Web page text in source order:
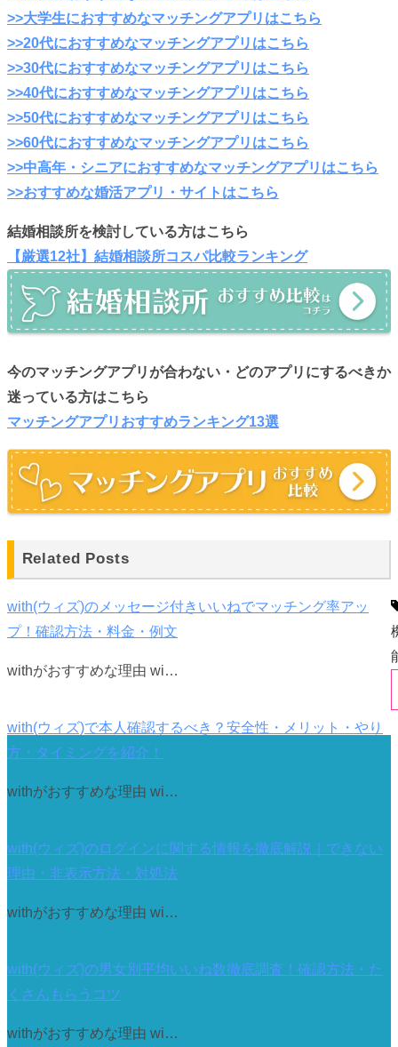
>>大学生におすすめなマッチングアプリはこちら
>>20代におすすめなマッチングアプリはこちら
>>30代におすすめなマッチングアプリはこちら
>>40代におすすめなマッチングアプリはこちら
>>50代におすすめなマッチングアプリはこちら
>>60代におすすめなマッチングアプリはこちら
>>中高年・シニアにおすすめなマッチングアプリはこちら
>>おすすめな婚活アプリ・サイトはこちら
結婚相談所を検討している方はこちら
【厳選12社】結婚相談所コスパ比較ランキング
今のマッチングアプリが合わない・どのアプリにするべきか
迷っている方はこちら
マッチングアプリおすすめランキング13選
Related Posts
with(ウィズ)のメッセージ付きいいねでマッチング率アッ
プ！確認方法・料金・例文
withがおすすめな理由 wi…
with(ウィズ)で本人確認するべき？安全性・メリット・やり
方・タイミングを紹介！
withがおすすめな理由 wi…
with(ウィズ)のログインに関する情報を徹底解説｜できない
理由・非表示方法・対処法
withがおすすめな理由 wi…
with(ウィズ)の男女別平均いいね数徹底調査！確認方法・た
くさんもらうコツ
withがおすすめな理由 wi…